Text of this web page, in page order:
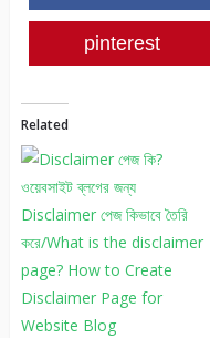
pinterest
Related